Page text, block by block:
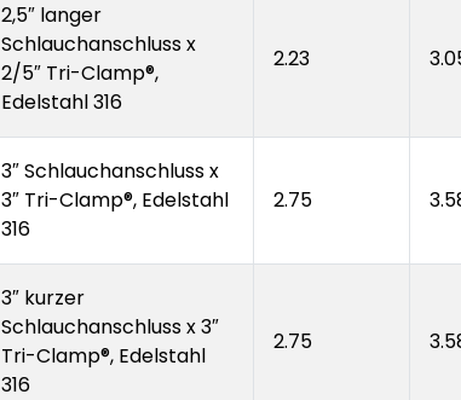
2,5″ langer
Schlauchanschluss x
2/5″ Tri-Clamp®,
Edelstahl 316
2.23
3″ Schlauchanschluss x
3″ Tri-Clamp®, Edelstahl
316
2.75
3″ kurzer
Schlauchanschluss x 3″
Tri-Clamp®, Edelstahl
316
2.75